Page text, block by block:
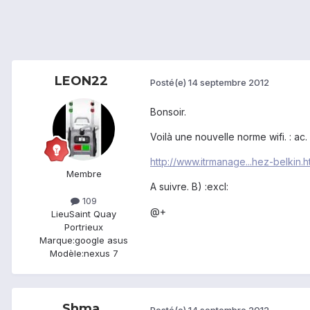
LEON22
Membre
109
LieuSaint Quay
Portrieux
Marque:google asus
Modèle:nexus 7
Posté(e) 14 septembre 2012
Bonsoir.
Voilà une nouvelle norme wifi. : ac.
http://www.itrmanage...hez-
A suivre. B) :excl:
@+